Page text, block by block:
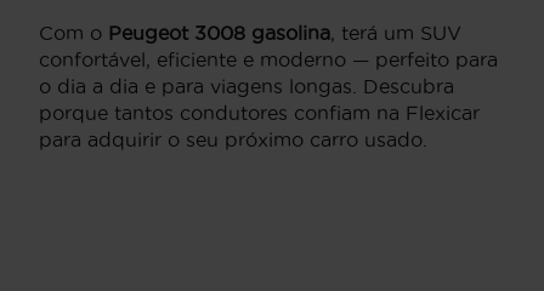
Com o Peugeot 3008 gasolina, terá um SUV
confortável, eficiente e moderno — perfeito para
o dia a dia e para viagens longas. Descubra
porque tantos condutores confiam na Flexicar
para adquirir o seu próximo carro usado.